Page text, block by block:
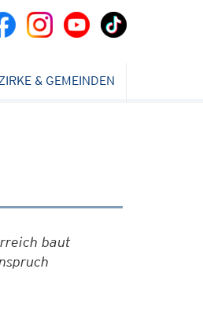
& GEMEINDEN
baut